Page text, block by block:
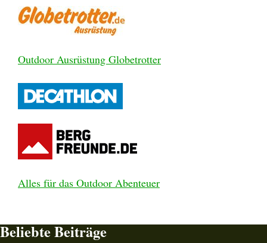
Outdoor Ausrüstung Globetrotter
Alles für das Outdoor Abenteuer
Beliebte Beiträge